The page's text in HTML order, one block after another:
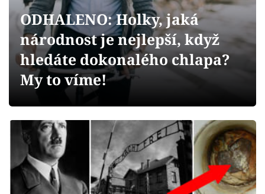
Videa
Sledujte prima+
Přihlášení
Sledujte nás
ODHALENO: Holky, jaká
národnost je nejlepší, když
hledáte dokonalého chlapa?
My to víme!